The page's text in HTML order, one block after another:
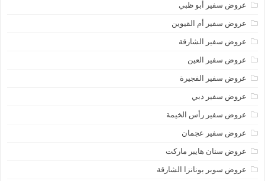
عروض سفير أبو ظبي
عروض سفير أم القيوين
عروض سفير الشارقة
عروض سفير العين
عروض سفير الفجيرة
عروض سفير دبي
عروض سفير رأس الخيمة
عروض سفير عجمان
عروض سنان هايبر ماركت
عروض سوبر بونانزا الشارقة